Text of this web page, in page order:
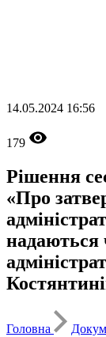
14.05.2024 16:56
179
Рішення
«Про
надаються
Головна